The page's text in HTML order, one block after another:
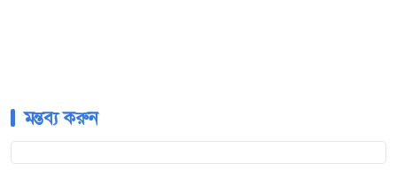
মন্তব্য করুন